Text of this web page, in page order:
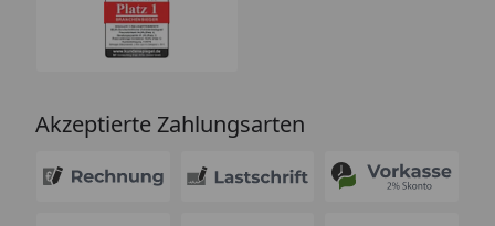
Akzeptierte Zahlungsarten